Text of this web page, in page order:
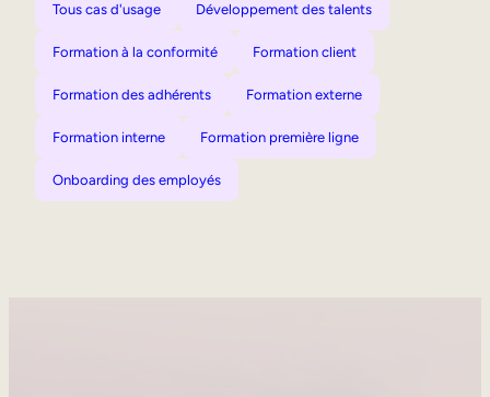
Tous cas d'usage Développement des talents
Formation à la conformité Formation client
Formation des adhérents Formation externe
Formation interne Formation première ligne
Onboarding des employés